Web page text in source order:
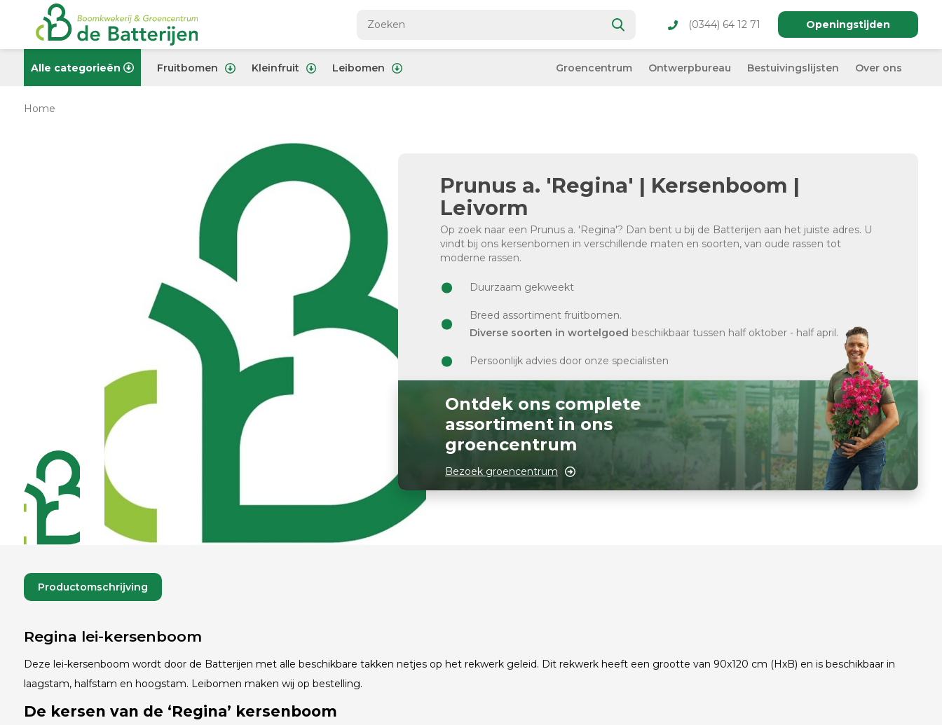
(0344) 64 12 71 Openingstijden
Alle categorieën Fruitbomen Kleinfruit Leibomen Groencentrum Ontwerpbureau Bestuivingslijsten Over ons
Home
Prunus a. 'Regina' | Kersenboom |
Leivorm
Op zoek naar een Prunus a. 'Regina'? Dan bent u bij de Batterijen aan het juiste adres. U
vindt bij ons kersenbomen in verschillende maten en soorten, van oude rassen tot
moderne rassen.
Duurzaam gekweekt
Breed assortiment fruitbomen.
Diverse soorten in wortelgoed beschikbaar tussen half oktober - half april.
Persoonlijk advies door onze specialisten
Ontdek ons complete
assortiment in ons
groencentrum
Bezoek groencentrum
Productomschrijving
Regina lei-kersenboom
Deze lei-kersenboom wordt door de Batterijen met alle beschikbare takken netjes op het rekwerk geleid. Dit rekwerk heeft een grootte van 90x120 cm (HxB) en is beschikbaar in
laagstam, halfstam en hoogstam. Leibomen maken wij op bestelling.
De kersen van de ‘Regina’ kersenboom